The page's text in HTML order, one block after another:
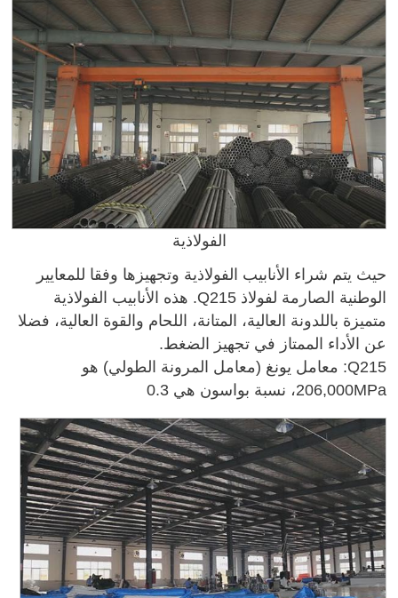
الفولاذية
حيث يتم شراء الأنابيب الفولاذية وتجهيزها وفقا للمعايير
الوطنية الصارمة لفولاذ Q215. هذه الأنابيب الفولاذية
متميزة باللدونة العالية، المتانة، اللحام والقوة العالية، فضلا
عن الأداء الممتاز في تجهيز الضغط.
Q215: معامل يونغ (معامل المرونة الطولي) هو
206,000MPa، نسبة بواسون هي 0.3